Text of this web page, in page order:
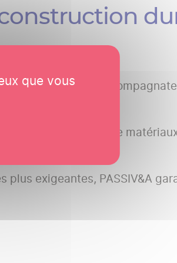
que vous
environnement,
poussé, l'usage de
Dynamique.
exigeantes, PASSIV&A